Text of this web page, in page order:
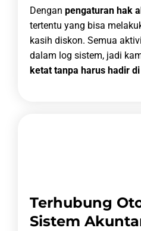
Dengan pengaturan hak
tertentu yang bisa
kasih diskon. Semua
dalam log sistem, jadi
ketat tanpa harus hadir
Terhubung
Sistem